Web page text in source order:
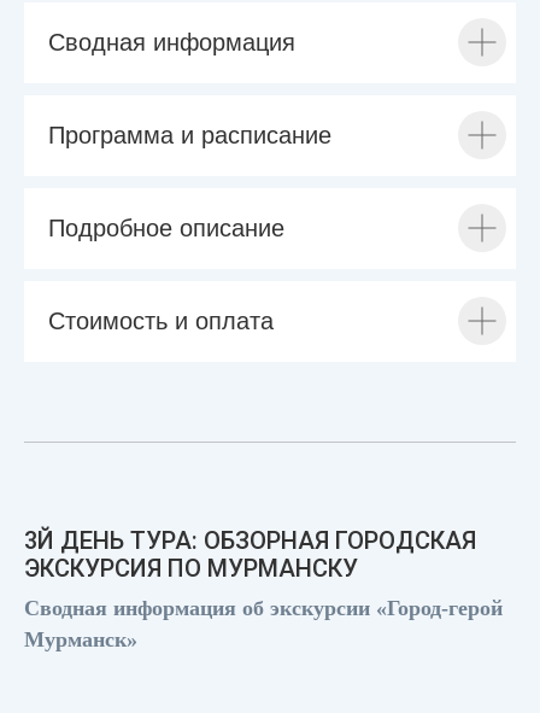
Сводная информация
Программа и расписание
Подробное описание
Стоимость и оплата
3Й ДЕНЬ ТУРА: ОБЗОРНАЯ ГОРОДСКАЯ
ЭКСКУРСИЯ ПО МУРМАНСКУ
Сводная информация об экскурсии «Город-герой
Мурманск»